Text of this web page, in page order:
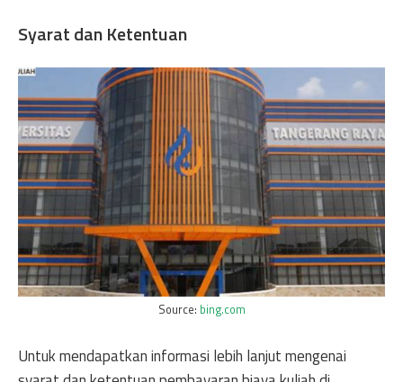
Syarat dan Ketentuan
Source: bing.com
Untuk mendapatkan informasi lebih lanjut mengenai